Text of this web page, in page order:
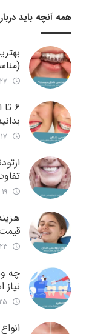
همه آنچه باید
6
چه